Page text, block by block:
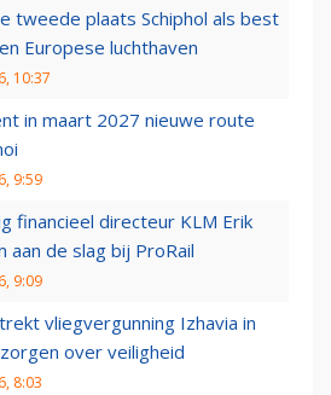
tweede plaats Schiphol als best
Europese luchthaven
10:37
in maart 2027 nieuwe route
9:59
financieel directeur KLM Erik
aan de slag bij ProRail
9:09
vliegvergunning Izhavia in
over veiligheid
8:03